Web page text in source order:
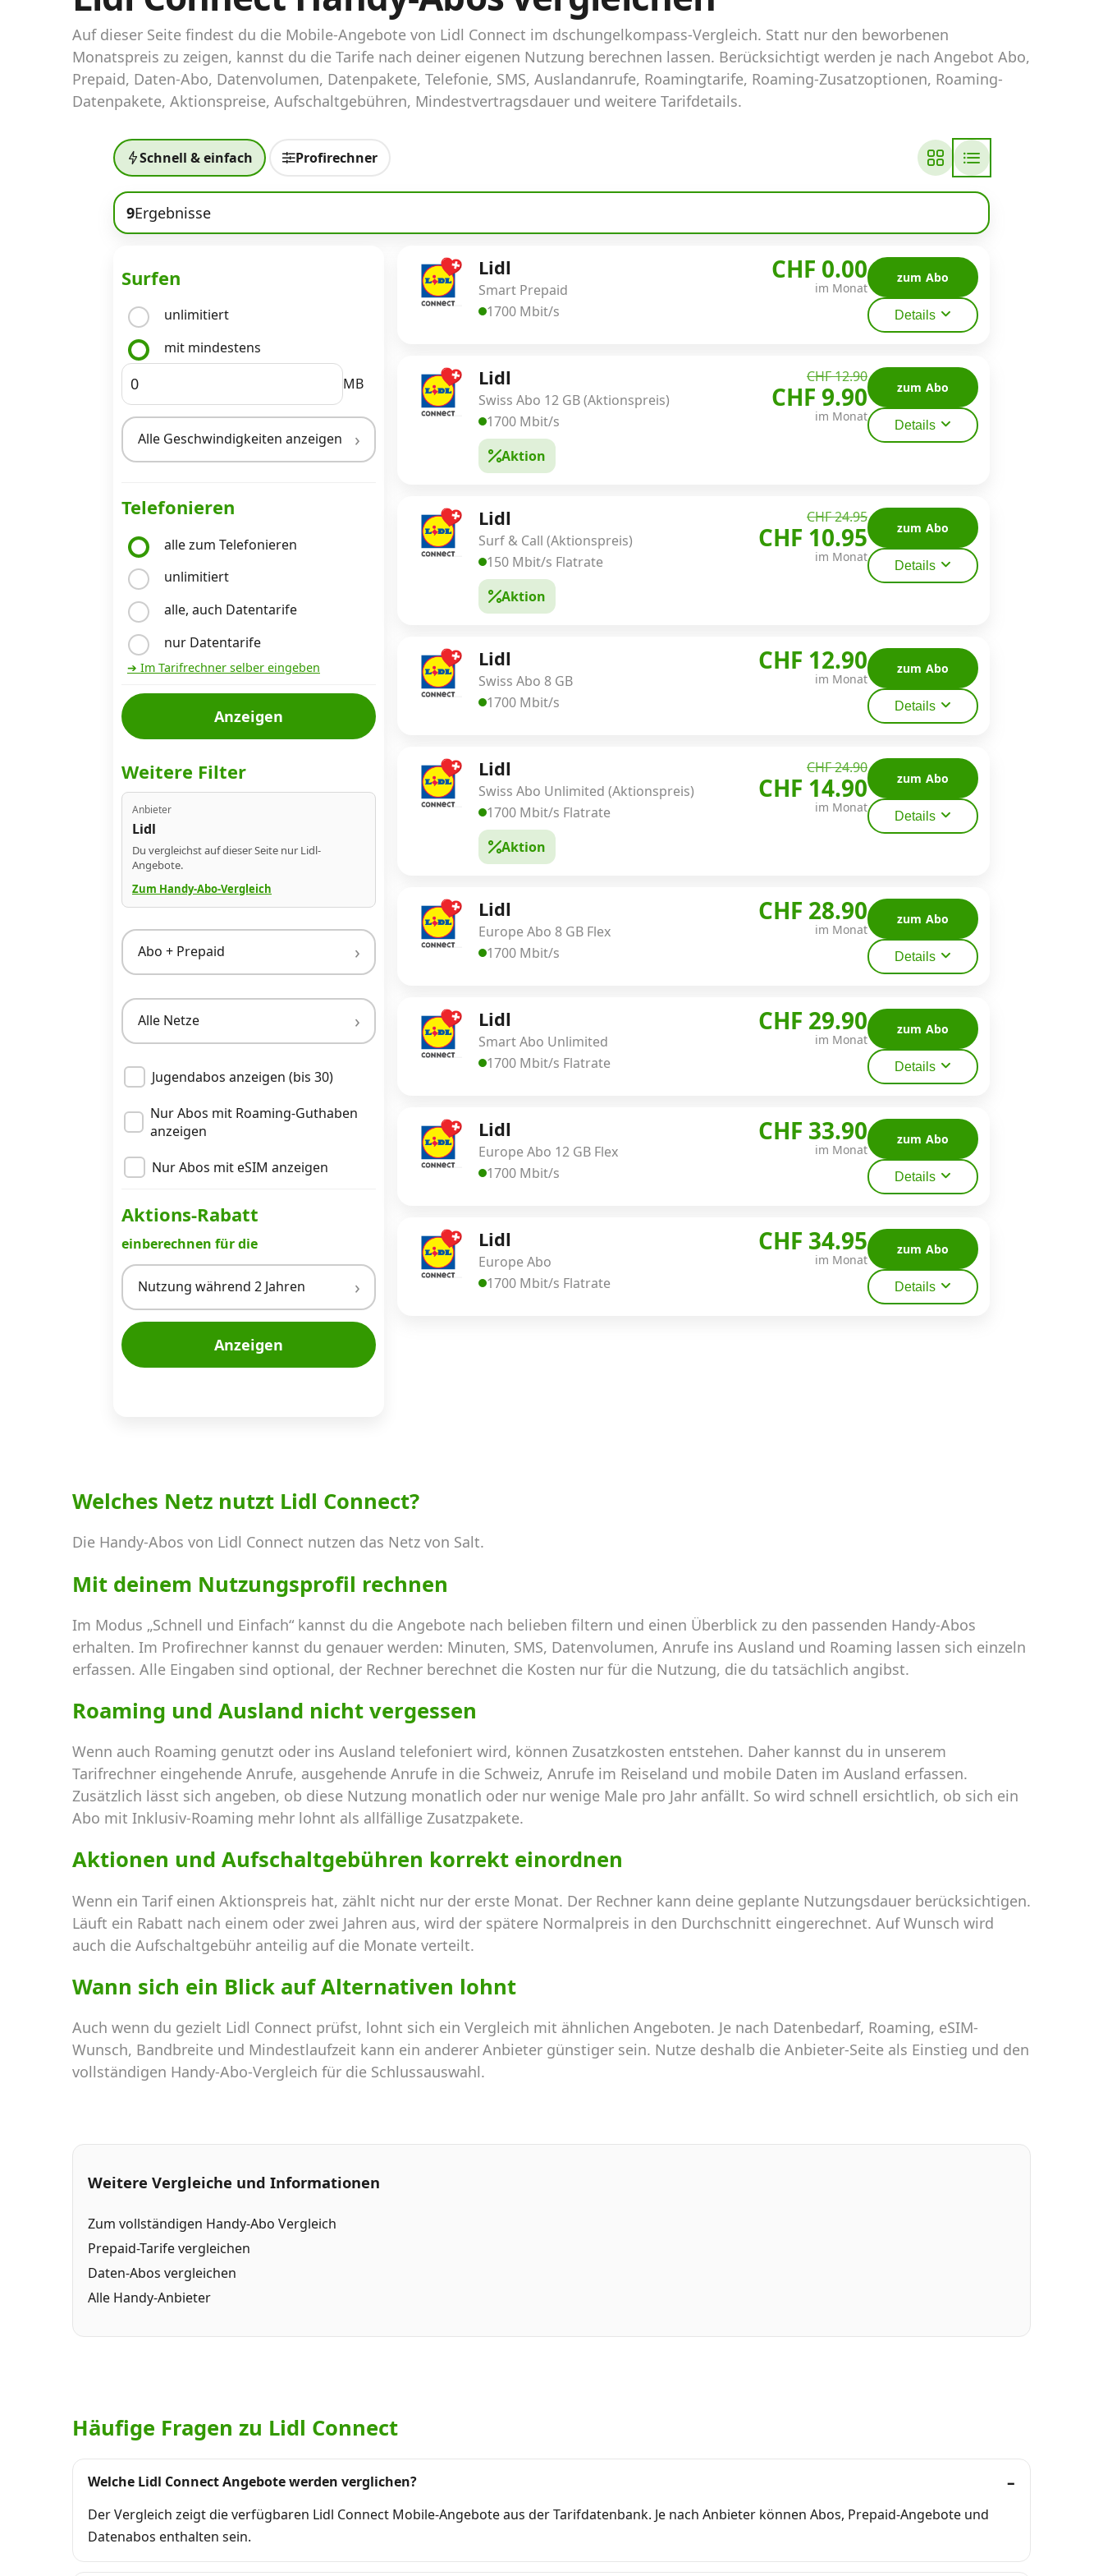
Abos für Tablets, Hotspots und Smart
Tarifrechner Handy-Abo
Der gute alte Tarifrechner im neuen Design
Alle Anbieter
Mobilfunknetz Schweiz
Handy-Abo-Aktionen
Handy-Abo kündigen oder wechseln
Alle Mobile-Vergleiche
Internet, TV, Telefon
Impressum
Auf dieser Seite findest du die Mobile-Angebote von Lidl Connect im dschungelkompass-Vergleich. Statt nur den beworbenen
Monatspreis zu zeigen, kannst du die Tarife nach deiner eigenen Nutzung berechnen lassen. Berücksichtigt werden je nach Angebot Abo,
Prepaid, Daten-Abo, Datenvolumen, Datenpakete, Telefonie, SMS, Auslandanrufe, Roamingtarife, Roaming-Zusatzoptionen, Roaming-
Datenpakete, Aktionspreise, Aufschaltgebühren, Mindestvertragsdauer und weitere Tarifdetails.
Schnell & einfach Profirechner
9Ergebnisse
Surfen
unlimitiert
mit mindestens
MB
Alle Geschwindigkeiten anzeigen
Telefonieren
alle zum Telefonieren
unlimitiert
alle, auch Datentarife
nur Datentarife
➔ Im Tarifrechner selber eingeben
Anzeigen
Weitere Filter
Anbieter
Lidl
Du vergleichst auf dieser Seite nur Lidl-
Angebote.
Zum Handy-Abo-Vergleich
Abo + Prepaid
Alle Netze
Jugendabos anzeigen (bis 30)
Nur Abos mit Roaming-Guthaben
anzeigen
Nur Abos mit eSIM anzeigen
Aktions-Rabatt
einberechnen für die
Nutzung während 2 Jahren
Anzeigen
Lidl
Smart Prepaid
1700 Mbit/s
CHF 0.00
im Monat
zum Abo
Details
Lidl
Swiss Abo 12 GB (Aktionspreis)
1700 Mbit/s
Aktion
CHF 12.90
CHF 9.90
im Monat
zum Abo
Details
Lidl
Surf & Call (Aktionspreis)
150 Mbit/s Flatrate
Aktion
CHF 24.95
CHF 10.95
im Monat
zum Abo
Details
Lidl
Swiss Abo 8 GB
1700 Mbit/s
CHF 12.90
im Monat
zum Abo
Details
Lidl
Swiss Abo Unlimited (Aktionspreis)
1700 Mbit/s Flatrate
Aktion
CHF 24.90
CHF 14.90
im Monat
zum Abo
Details
Lidl
Europe Abo 8 GB Flex
1700 Mbit/s
CHF 28.90
im Monat
zum Abo
Details
Lidl
Smart Abo Unlimited
1700 Mbit/s Flatrate
CHF 29.90
im Monat
zum Abo
Details
Lidl
Europe Abo 12 GB Flex
1700 Mbit/s
CHF 33.90
im Monat
zum Abo
Details
Lidl
Europe Abo
1700 Mbit/s Flatrate
CHF 34.95
im Monat
zum Abo
Details
Welches Netz nutzt Lidl Connect?
Die Handy-Abos von Lidl Connect nutzen das Netz von Salt.
Mit deinem Nutzungsprofil rechnen
Im Modus „Schnell und Einfach“ kannst du die Angebote nach belieben filtern und einen Überblick zu den passenden Handy-Abos
erhalten. Im Profirechner kannst du genauer werden: Minuten, SMS, Datenvolumen, Anrufe ins Ausland und Roaming lassen sich einzeln
erfassen. Alle Eingaben sind optional, der Rechner berechnet die Kosten nur für die Nutzung, die du tatsächlich angibst.
Roaming und Ausland nicht vergessen
Wenn auch Roaming genutzt oder ins Ausland telefoniert wird, können Zusatzkosten entstehen. Daher kannst du in unserem
Tarifrechner eingehende Anrufe, ausgehende Anrufe in die Schweiz, Anrufe im Reiseland und mobile Daten im Ausland erfassen.
Zusätzlich lässt sich angeben, ob diese Nutzung monatlich oder nur wenige Male pro Jahr anfällt. So wird schnell ersichtlich, ob sich ein
Abo mit Inklusiv-Roaming mehr lohnt als allfällige Zusatzpakete.
Aktionen und Aufschaltgebühren korrekt einordnen
Wenn ein Tarif einen Aktionspreis hat, zählt nicht nur der erste Monat. Der Rechner kann deine geplante Nutzungsdauer berücksichtigen.
Läuft ein Rabatt nach einem oder zwei Jahren aus, wird der spätere Normalpreis in den Durchschnitt eingerechnet. Auf Wunsch wird
auch die Aufschaltgebühr anteilig auf die Monate verteilt.
Wann sich ein Blick auf Alternativen lohnt
Auch wenn du gezielt Lidl Connect prüfst, lohnt sich ein Vergleich mit ähnlichen Angeboten. Je nach Datenbedarf, Roaming, eSIM-
Wunsch, Bandbreite und Mindestlaufzeit kann ein anderer Anbieter günstiger sein. Nutze deshalb die Anbieter-Seite als Einstieg und den
vollständigen Handy-Abo-Vergleich für die Schlussauswahl.
Weitere Vergleiche und Informationen
Zum vollständigen Handy-Abo Vergleich
Prepaid-Tarife vergleichen
Daten-Abos vergleichen
Alle Handy-Anbieter
Häufige Fragen zu Lidl Connect
Welche Lidl Connect Angebote werden verglichen?
Der Vergleich zeigt die verfügbaren Lidl Connect Mobile-Angebote aus der Tarifdatenbank. Je nach Anbieter können Abos, Prepaid-Angebote und
Datenabos enthalten sein.